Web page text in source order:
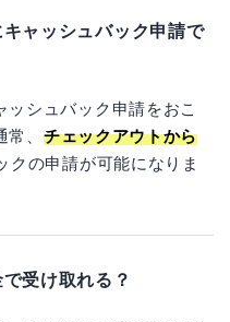
ャッシュバック申請で
シュバック申請をおこ
、 チェックアウトから
クの申請が可能になりま
受け取れる？